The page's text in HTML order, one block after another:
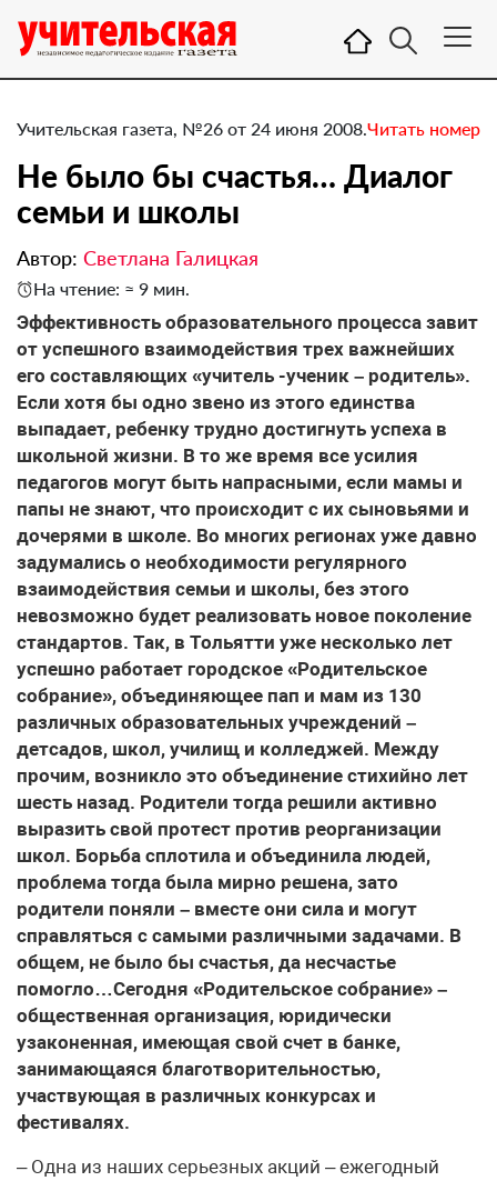
Учительская газета, №26 от 24 июня 2008.Читать номер
Не было бы счастья… Диалог
семьи и школы
Автор: Светлана Галицкая
На чтение: ≈ 9 мин.
Эффективность образовательного процесса завит
от успешного взаимодействия трех важнейших
его составляющих «учитель -ученик – родитель».
Если хотя бы одно звено из этого единства
выпадает, ребенку трудно достигнуть успеха в
школьной жизни. В то же время все усилия
педагогов могут быть напрасными, если мамы и
папы не знают, что происходит с их сыновьями и
дочерями в школе. Во многих регионах уже давно
задумались о необходимости регулярного
взаимодействия семьи и школы, без этого
невозможно будет реализовать новое поколение
стандартов. Так, в Тольятти уже несколько лет
успешно работает городское «Родительское
собрание», объединяющее пап и мам из 130
различных образовательных учреждений –
детсадов, школ, училищ и колледжей. Между
прочим, возникло это объединение стихийно лет
шесть назад. Родители тогда решили активно
выразить свой протест против реорганизации
школ. Борьба сплотила и объединила людей,
проблема тогда была мирно решена, зато
родители поняли – вместе они сила и могут
справляться с самыми различными задачами. В
общем, не было бы счастья, да несчастье
помогло…Сегодня «Родительское собрание» –
общественная организация, юридически
узаконенная, имеющая свой счет в банке,
занимающаяся благотворительностью,
участвующая в различных конкурсах и
фестивалях.
– Одна из наших серьезных акций – ежегодный